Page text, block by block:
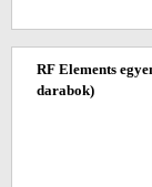
RF Elements
darabok)